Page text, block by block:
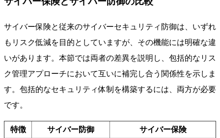
サイバー保険と従来のサイバーセキュリティ防御は、いずれ
もリスク低減を目的としていますが、その機能には明確な違
いがあります。本節では両者の差異を説明し、包括的なリス
ク管理アプローチにおいて互いに補完し合う関係性を示しま
す。包括的なセキュリティ体制を構築するには、両方が必要
です。
特徴 サイバー防御 サイバー保険